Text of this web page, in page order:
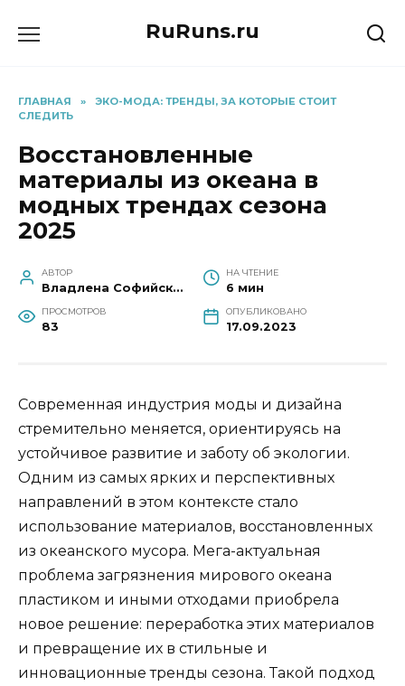
RuRuns.ru
ГЛАВНАЯ »
ЭКО-МОДА: ТРЕНДЫ, ЗА КОТОРЫЕ СТОИТ
СЛЕДИТЬ
Восстановленные
материалы из океана в
модных трендах сезона
2025
АВТОР
Владлена Софийская
НА ЧТЕНИЕ
6 мин
ПРОСМОТРОВ
83
ОПУБЛИКОВАНО
17.09.2023
Современная индустрия моды и дизайна
стремительно меняется, ориентируясь на
устойчивое развитие и заботу об экологии.
Одним из самых ярких и перспективных
направлений в этом контексте стало
использование материалов, восстановленных
из океанского мусора. Мега-актуальная
проблема загрязнения мирового океана
пластиком и иными отходами приобрела
новое решение: переработка этих материалов
и превращение их в стильные и
инновационные тренды сезона. Такой подход